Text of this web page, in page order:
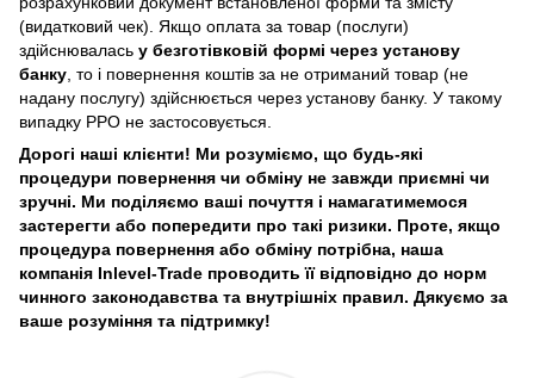
(видатковий чек). Якщо оплата за товар (послуги)
здійснювалась у безготівковій формі через установу
банку, то і повернення коштів за не отриманий товар (не
надану послугу) здійснюється через установу банку. У такому
випадку РРО не застосовується.
Дорогі наші клієнти! Ми розуміємо, що будь-які
процедури повернення чи обміну не завжди приємні чи
зручні. Ми поділяємо ваші почуття і намагатимемося
застерегти або попередити про такі ризики. Проте, якщо
процедура повернення або обміну потрібна, наша
компанія Inlevel-Trade проводить її відповідно до норм
чинного законодавства та внутрішніх правил. Дякуємо за
ваше розуміння та підтримку!